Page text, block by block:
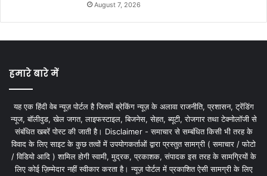
August 7, 2026
हमारे बारे में
यह एक हिंदी वेब न्यूज़ पोर्टल है जिसमें ब्रेकिंग न्यूज़ के अलावा राजनीति, प्रशासन, ट्रेंडिंग
न्यूज, बॉलीवुड, खेल जगत, लाइफस्टाइल, बिजनेस, सेहत, ब्यूटी, रोजगार तथा टेक्नोलॉजी से
संबंधित खबरें पोस्ट की जाती है। Disclaimer - समाचार से सम्बंधित किसी भी तरह के
विवाद के लिए साइट के कुछ तत्वों में उपयोगकर्ताओं द्वारा प्रस्तुत सामग्री ( समाचार / फोटो
/ विडियो आदि ) शामिल होगी स्वामी, मुद्रक, प्रकाशक, संपादक इस तरह के सामग्रियों के
लिए कोई ज़िम्मेदार नहीं स्वीकार करता है। न्यूज़ पोर्टल में प्रकाशित ऐसी सामग्री के लिए